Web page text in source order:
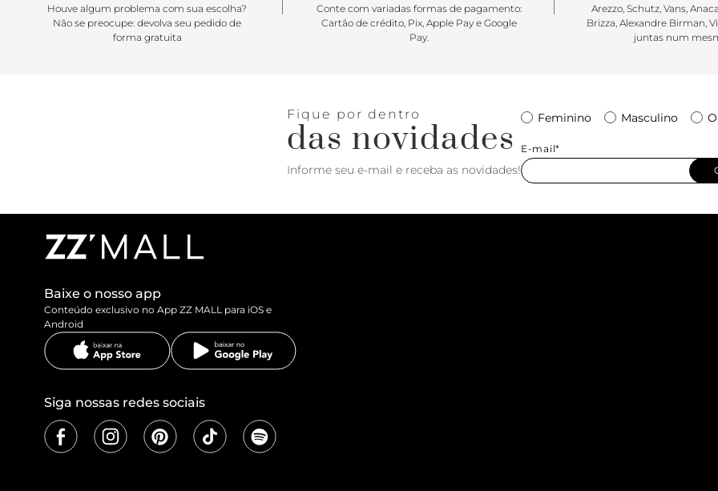
Houve algum problema com sua escolha?
Não se preocupe: devolva seu pedido de
forma gratuita
Conte com variadas formas de pagamento:
Cartão de crédito, Pix, Apple Pay e Google
Pay.
Arezzo, Schutz, Vans,
Brizza, Alexandre Birman,
juntas num
Fique por dentro
das novidades
Informe seu e-mail e receba as novidades!
Feminino Masculino
E-mail*
Baixe o nosso app
Conteúdo exclusivo no App ZZ MALL para iOS e
Android
Siga nossas redes sociais